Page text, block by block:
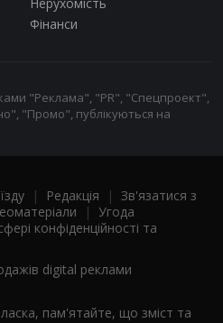
Фінанси
"Реклама", "PR", "Спецпроект",
"Промо", публікуються на
| Редакція | Зв'язатися з
| Угода
конфіденційності та
digital реклами
пам'ятайте, що зміст та